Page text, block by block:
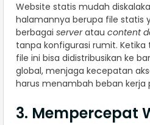
Website statis mudah
halamannya berupa file statis
berbagai serveratau content
tanpa konfigurasi rumit.
file ini bisa didistribusikan ke
global, menjaga kecepatan
harus menambah beban kerja
3. Mempercepat